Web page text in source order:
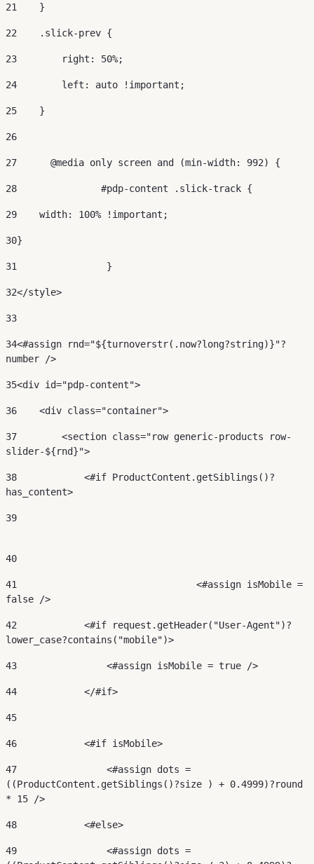
21
    }
22
    .slick-prev {
23
        right: 50%;
24
        left: auto !important;
25
    }
26
27
	@media only screen and (min-width: 992) {
28
		 #pdp-content .slick-track {
29
    width: 100% !important;
30}
31
		  }
32</style>
33
34<#assign rnd="${turnoverstr(.now?long?string)}"?
number />
35<div id="pdp-content">
36
    <div class="container">
37
        <section class="row generic-products row-
slider-${rnd}">
38
            <#if ProductContent.getSiblings()?
has_content>
39
40
41
false />
42
            <#if request.getHeader("User-Agent")?
lower_case?contains("mobile")>
43
                <#assign isMobile = true />
44
            </#if>
45
46
            <#if isMobile>
47
                <#assign dots =
((ProductContent.getSiblings()?size ) + 0.4999)?round
* 15 />
48
            <#else>
49
                <#assign dots =